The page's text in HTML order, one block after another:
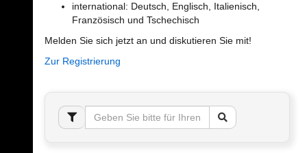
international: Deutsch, Englisch, Italienisch,
Französisch und Tschechisch
Melden Sie sich jetzt an und diskutieren Sie mit!
Zur Registrierung